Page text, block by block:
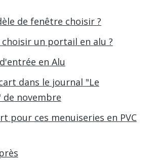
de fenêtre choisir ?
un portail en alu ?
en Alu
dans le journal "Le
de novembre
pour ces menuiseries en PVC